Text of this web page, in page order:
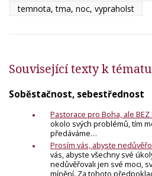
temnota, tma, noc, vypraholst
Související texty k
Soběstačnost, sebestřednost
Pastorace pro Boha, ale BEZ
okolo svých problémů, tím
předáváme…
Prosím vás, abyste
vás, abyste všechny své
nedůvěřovali jen své moci,
mínění. Za tohoto